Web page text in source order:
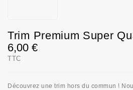
Trim Premium Super
6,00 €
TTC
Découvrez une trim hors du commun !